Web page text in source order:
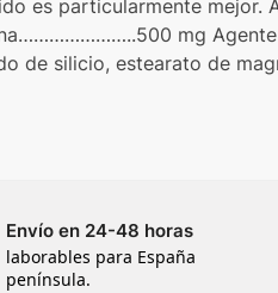
es particularmente mejor.
mg
de silicio, estearato de
Envío en 24-48 horas
laborables para España
península.